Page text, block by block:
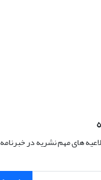
های مهم نشریه در خبرنامه